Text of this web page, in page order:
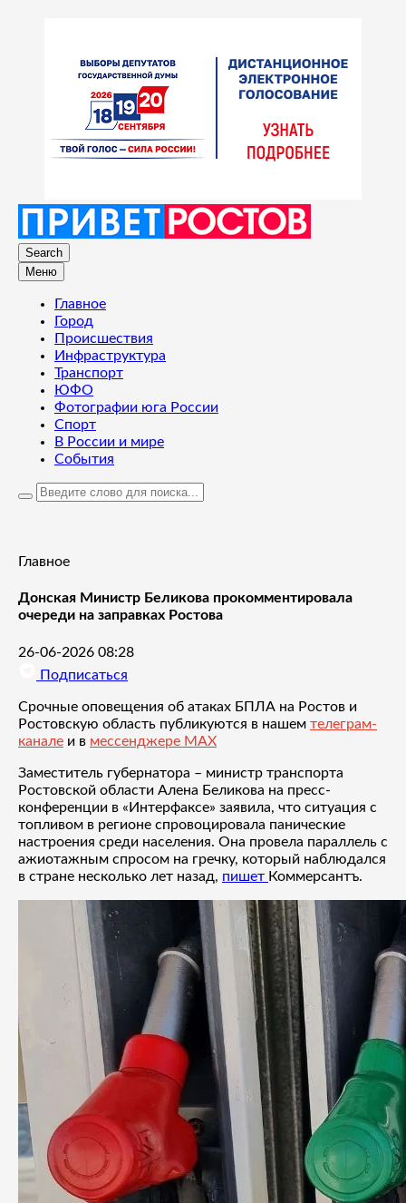
Search
Меню
Главное
Город
Происшествия
Инфраструктура
Транспорт
ЮФО
Фотографии юга России
Спорт
В России и мире
События
Главное
Донская Министр Беликова прокомментировала
очереди на заправках Ростова
26-06-2026 08:28
Подписаться
Срочные оповещения об атаках БПЛА на Ростов и
Ростовскую область публикуются в нашем телеграм-
канале и в мессенджере MAX
Заместитель губернатора – министр транспорта
Ростовской области Алена Беликова на пресс-
конференции в «Интерфаксе» заявила, что ситуация с
топливом в регионе спровоцировала панические
настроения среди населения. Она провела параллель с
ажиотажным спросом на гречку, который наблюдался
в стране несколько лет назад, пишет Коммерсантъ.